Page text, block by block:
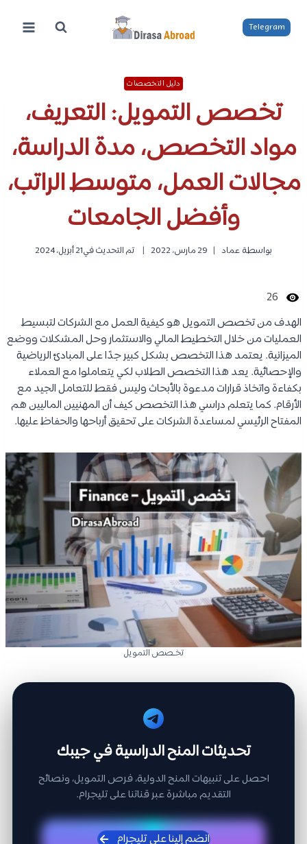
المحتوى
Telegram
دليل التخصصات
تخصص التمويل: التعريف،
مواد التخصص، مدة الدراسة،
مجالات العمل، متوسط الراتب،
وأفضل الجامعات
بواسطة عماد 29 مارس، 2022 تم التحديث في21 أبريل، 2024
26
الهدف من تخصص التمويل هو كيفية العمل مع الشركات لتبسيط
العمليات من خلال التخطيط المالي والاستثمار وحل المشكلات ووضع
الميزانية. يعتمد هذا التخصص بشكل كبير جدًا على المبادئ الرياضية
والإحصائية. يعد هذا التخصص الطلاب لكي يتعاملوا مع العملاء
بكفاءة واتخاذ قرارات مدعوة بالأبحاث وليس فقط للتعامل الجيد مع
الأرقام. كما يتعلم دراسي هذا التخصص كيف أن المهنيين الماليين هم
المفتاح الرئيسي لمساعدة الشركات على تحقيق أرباحها والحفاظ عليها.
تخـصص التمويل
تحديثات المنح الدراسية في جيبك
احصل على تنبيهات المنح الدولية، فرص التمويل، ونصائح
التقديم مباشرة عبر قناتنا على تليجرام.
انضم إلينا على تليجرام